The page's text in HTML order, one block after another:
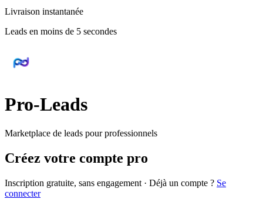
Livraison instantanée
Leads en moins de 5 secondes
Pro-Leads
Marketplace de leads pour professionnels
Créez votre compte pro
Inscription gratuite, sans engagement · Déjà un compte ? Se
connecter